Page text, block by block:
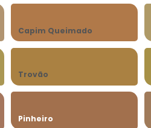
Capim Queimado
Trovão
Pinheiro